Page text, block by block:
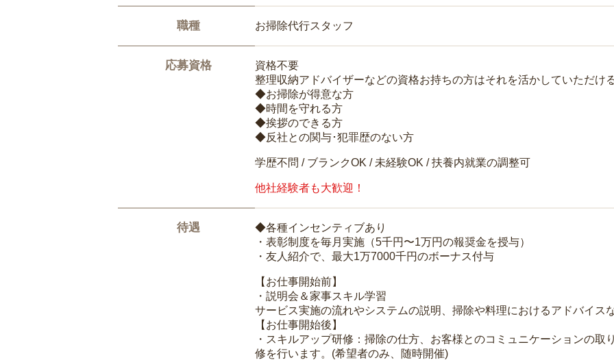
職種 お掃除代行スタッフ
応募資格
資格不要
整理収納アドバイザーなどの資格お持ちの方はそれを活かしていただけ
◆お掃除が得意な方
◆時間を守れる方
◆挨拶のできる方
◆反社との関与･犯罪歴のない方
学歴不問 / ブランクOK / 未経験OK / 扶養内就業の調整可
他社経験者も大歓迎！
待遇
◆各種インセンティブあり
・表彰制度を毎月実施（5千円〜1万円の報奨金を授与）
・友人紹介で、最大1万7000千円のボーナス付与
【お仕事開始前】
・説明会＆家事スキル学習
サービス実施の流れやシステムの説明、掃除や料理におけるアドバイス
【お仕事開始後】
・スキルアップ研修：掃除の仕方、お客様とのコミュニケーションの
修を行います。(希望者のみ、随時開催)